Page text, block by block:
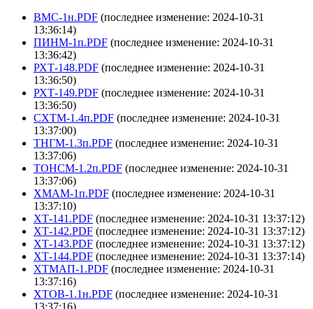
ВМС-1н.PDF (последнее изменение: 2024-10-31
13:36:14)
ПИНМ-1п.PDF (последнее изменение: 2024-10-31
13:36:42)
РХТ-148.PDF (последнее изменение: 2024-10-31
13:36:50)
РХТ-149.PDF (последнее изменение: 2024-10-31
13:36:50)
СХТМ-1.4п.PDF (последнее изменение: 2024-10-31
13:37:00)
ТНГМ-1.3п.PDF (последнее изменение: 2024-10-31
13:37:06)
ТОНСМ-1.2п.PDF (последнее изменение: 2024-10-31
13:37:06)
ХМАМ-1п.PDF (последнее изменение: 2024-10-31
13:37:10)
ХТ-141.PDF (последнее изменение: 2024-10-31 13:37:12)
ХТ-142.PDF (последнее изменение: 2024-10-31 13:37:12)
ХТ-143.PDF (последнее изменение: 2024-10-31 13:37:12)
ХТ-144.PDF (последнее изменение: 2024-10-31 13:37:14)
ХТМАП-1.PDF (последнее изменение: 2024-10-31
13:37:16)
ХТОВ-1.1н.PDF (последнее изменение: 2024-10-31
13:37:16)